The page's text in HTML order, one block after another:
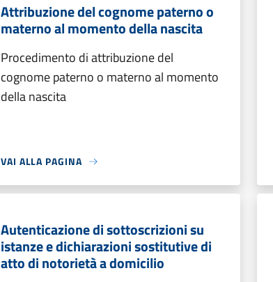
Attribuzione del cognome paterno o
materno al momento della nascita
Procedimento di attribuzione del
cognome paterno o materno al momento
della nascita
VAI ALLA PAGINA
Autenticazione di sottoscrizioni su
istanze e dichiarazioni sostitutive di
atto di notorietà a domicilio